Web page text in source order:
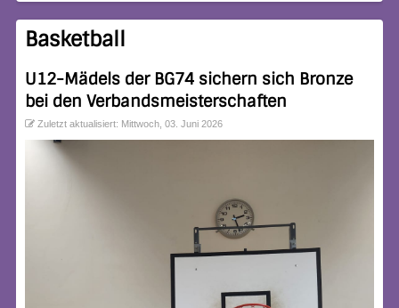
Basketball
U12-Mädels der BG74 sichern sich Bronze
bei den Verbandsmeisterschaften
Zuletzt aktualisiert: Mittwoch, 03. Juni 2026